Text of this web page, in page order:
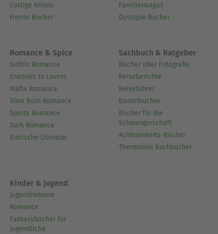
Lustige Krimis
Horror Bücher
Familiensagas
Dystopie Bücher
Romance & Spice
Gothic Romance
Enemies to Lovers
Mafia Romance
Slow Burn Romance
Sports Romance
Dark Romance
Erotische Literatur
Sachbuch & Ratgeber
Bücher über Fotografie
Reiseberichte
Reiseführer
Bastelbücher
Bücher für die
Schwangerschaft
Achtsamkeits-Bücher
Thermomix Kochbücher
Kinder & Jugend
Jugendromane
Romance
Fantasybücher für
Jugendliche